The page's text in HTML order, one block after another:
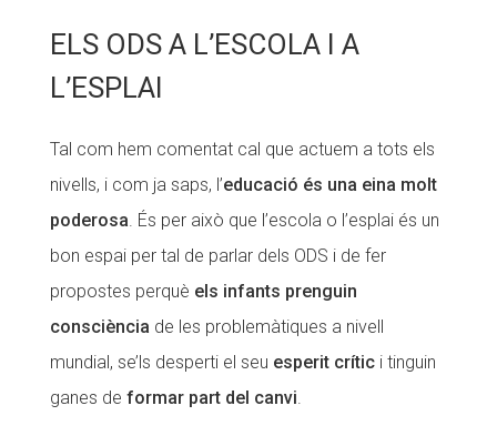
ELS ODS A L’ESCOLA I A
L’ESPLAI
Tal com hem comentat cal que actuem a tots els
nivells, i com ja saps, l’educació és una eina molt
poderosa. És per això que l’escola o l’esplai és un
bon espai per tal de parlar dels ODS i de fer
propostes perquè els infants prenguin
consciència de les problemàtiques a nivell
mundial, se’ls desperti el seu esperit crítici tinguin
ganes de formar part del canvi.